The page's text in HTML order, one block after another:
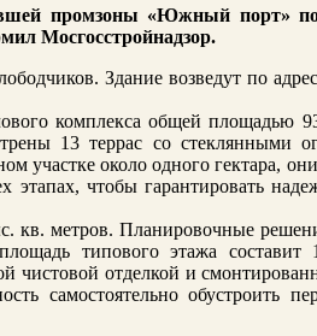
промзоны «Южный порт»
Мосгосстройнадзор.
Здание возведут по
комплекса общей площадью
13 террас со стеклянными
участке около одного гектара,
чтобы гарантировать
кв. метров. Планировочные
типового этажа составит
чистовой отделкой и
самостоятельно обустроить